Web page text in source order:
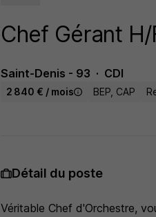
Chef Gérant H/
Saint-Denis - 93 CDI
2 840 € / mois BEP, CAP
Détail du poste
Véritable Chef d'Orchestre,